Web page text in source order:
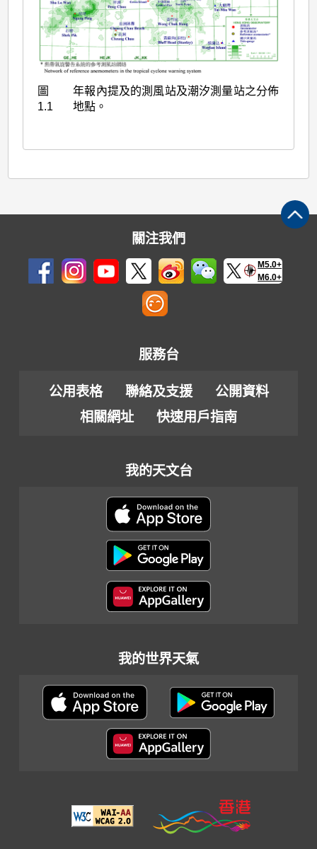
圖
1.1
年報內提及的測風站及潮汐測量站之分佈
地點。
關注我們
M5.0+
M6.0+
服務台
公用表格 聯絡及支援
公開資料
相關網址
快速用戶指南
我的天文台
我的世界天氣